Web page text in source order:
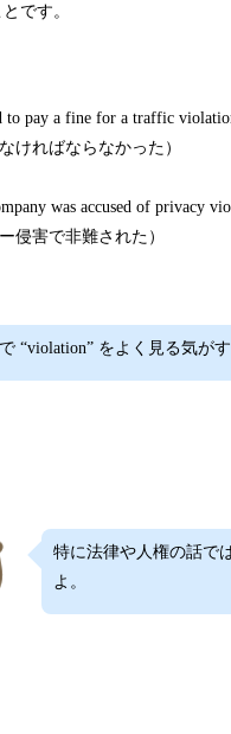
です。
to pay a fine for a traffic
ければならなかった）
was accused of privacy
侵害で非難された）
“violation” をよく見る気がす
特に法律や人権の話で
よ。